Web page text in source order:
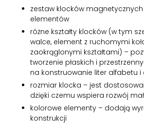
zestaw klocków magnetycznych
elementów
różne kształty klocków (w tym
walce, element z ruchomymi
zaokrąglonymi kształtami) –
tworzenie płaskich i
na konstruowanie liter alfabetu i
rozmiar klocka – jest
dzięki czemu wspiera rozwój
kolorowe elementy – dodają
konstrukcji